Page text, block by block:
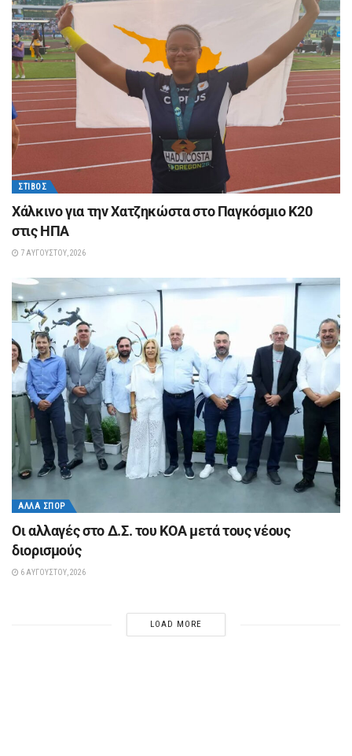
ΣΤΊΒΟΣ
Xάλκινο για την Χατζηκώστα στο Παγκόσμιο Κ20
στις ΗΠΑ
7 ΑΥΓΟΎΣΤΟΥ, 2026
ΆΛΛΑ ΣΠΟΡ
Οι αλλαγές στο Δ.Σ. του ΚΟΑ μετά τους νέους
διορισμούς
6 ΑΥΓΟΎΣΤΟΥ, 2026
LOAD MORE